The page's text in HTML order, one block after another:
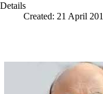
Details
Created: 21 April